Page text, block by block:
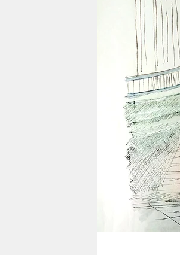
wahrheit
verlag
verlag
veranstaltungen
fragen & hilfe
unterstützen
genossenschaft